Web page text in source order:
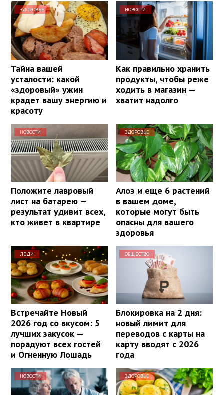
ЗДОРОВЬЕ
Тайна вашей
усталости: какой
«здоровый» ужин
крадет вашу энергию и
красоту
НОВОСТИ
Как правильно хранить
продукты, чтобы реже
ходить в магазин —
хватит надолго
НОВОСТИ
Положите лавровый
лист на батарею —
результат удивит всех,
кто живет в квартире
ЗДОРОВЬЕ
Алоэ и еще 6 растений
в вашем доме,
которые могут быть
опасны для вашего
здоровья
ЛЕДИ
Встречайте Новый
2026 год со вкусом: 5
лучших закусок —
порадуют всех гостей
и Огненную Лошадь
ОБЩЕСТВО
Блокировка на 2 дня:
новый лимит для
переводов с карты на
карту вводят с 2026
года
НОВОСТИ ЗДОРОВЬЕ